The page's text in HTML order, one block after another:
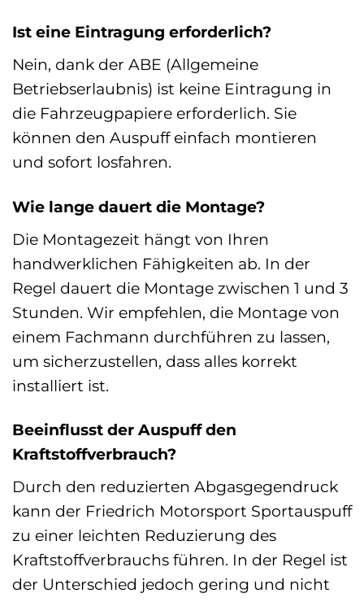
Ist eine Eintragung erforderlich?
Nein, dank der ABE (Allgemeine
Betriebserlaubnis) ist keine Eintragung in
die Fahrzeugpapiere erforderlich. Sie
können den Auspuff einfach montieren
und sofort losfahren.
Wie lange dauert die Montage?
Die Montagezeit hängt von Ihren
handwerklichen Fähigkeiten ab. In der
Regel dauert die Montage zwischen 1 und 3
Stunden. Wir empfehlen, die Montage von
einem Fachmann durchführen zu lassen,
um sicherzustellen, dass alles korrekt
installiert ist.
Beeinflusst der Auspuff den
Kraftstoffverbrauch?
Durch den reduzierten Abgasgegendruck
kann der Friedrich Motorsport Sportauspuff
zu einer leichten Reduzierung des
Kraftstoffverbrauchs führen. In der Regel ist
der Unterschied jedoch gering und nicht